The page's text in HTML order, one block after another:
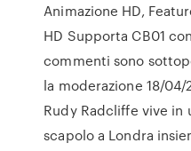
Animazione HD,
HD Supporta CB01
commenti sono
la moderazione 18/04/
Rudy Radcliffe vive in
scapolo a Londra